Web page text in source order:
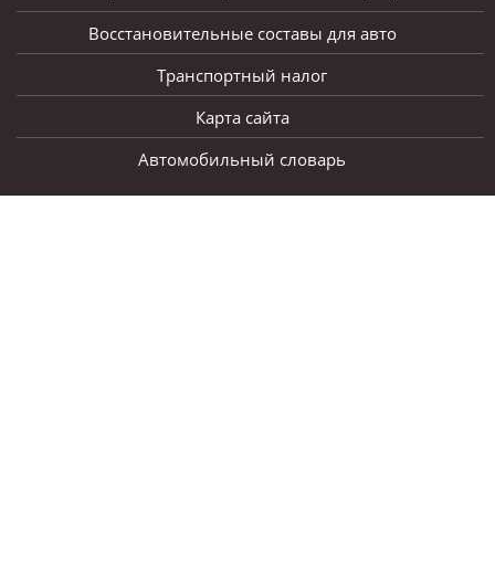
Восстановительные составы для авто
Транспортный налог
Карта сайта
Автомобильный словарь